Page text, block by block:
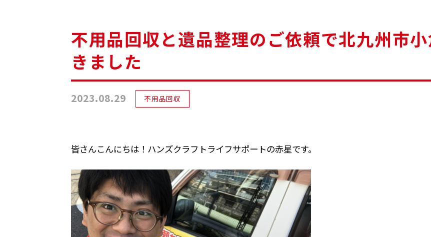
不用品回収と遺品整理のご依頼で北九州市
きました
2023.08.29 不用品回収
皆さんこんにちは！ハンズクラフトライフサポートの赤星です。